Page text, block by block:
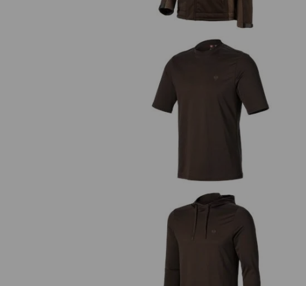
Functioneel T-shirt UV e.s.trail
Functionele hoodie-longsleeve UV